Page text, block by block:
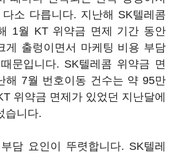
소 다릅니다. 지난해 SK텔레콤
1월 KT 위약금 면제 기간 동안
게 출렁이면서 마케팅 비용 부담
문입니다. SK텔레콤 위약금 면
해 7월 번호이동 건수는 약 95만
위약금 면제가 있었던 지난달에
습니다.
담 요인이 뚜렷합니다. SK텔레